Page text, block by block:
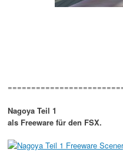
Nagoya Teil 1
als Freeware für den FSX.